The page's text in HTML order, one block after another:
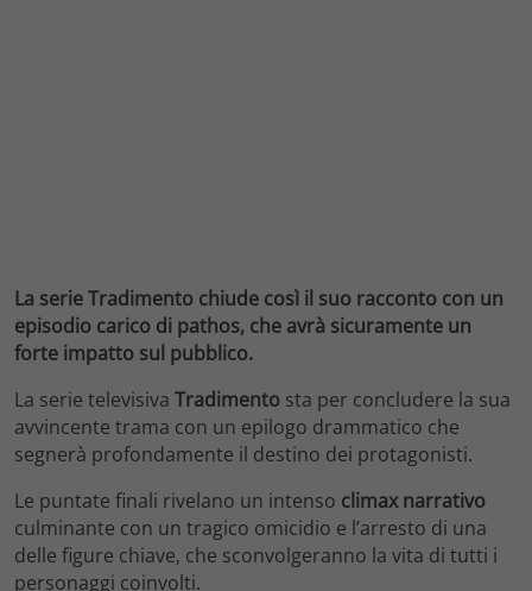
La serie Tradimento chiude così il suo racconto con un
episodio carico di pathos, che avrà sicuramente un
forte impatto sul pubblico.
La serie televisiva Tradimento sta per concludere la sua
avvincente trama con un epilogo drammatico che
segnerà profondamente il destino dei protagonisti.
Le puntate finali rivelano un intenso climax narrativo
culminante con un tragico omicidio e l’arresto di una
delle figure chiave, che sconvolgeranno la vita di tutti i
personaggi coinvolti.